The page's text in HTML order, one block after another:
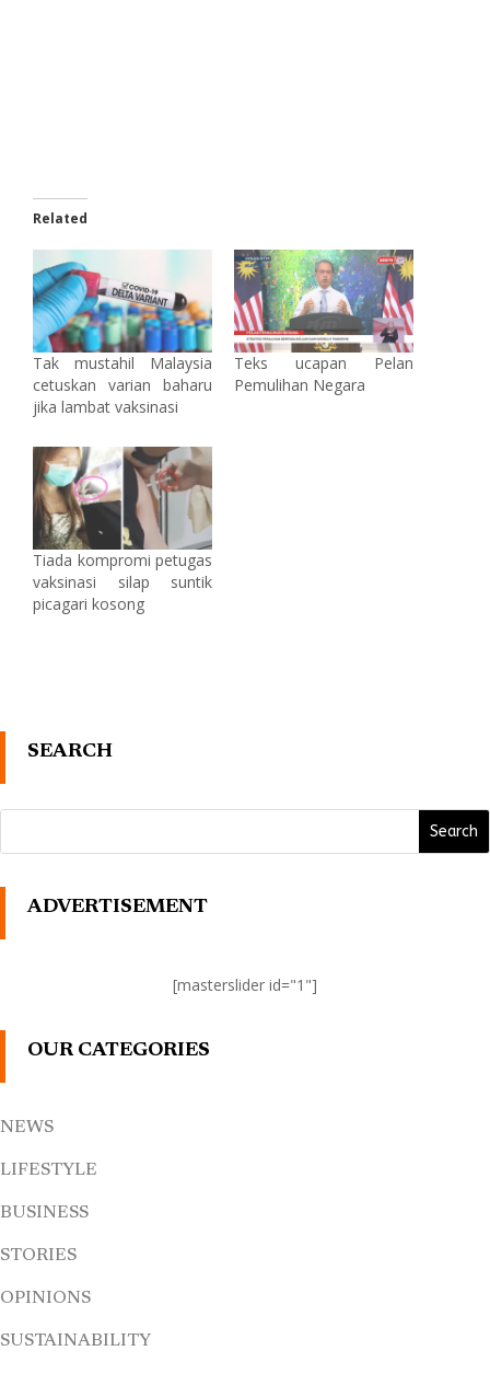
Related
Tak mustahil Malaysia
cetuskan varian baharu
jika lambat vaksinasi
Teks ucapan Pelan
Pemulihan Negara
Tiada kompromi petugas
vaksinasi silap suntik
picagari kosong
SEARCH
ADVERTISEMENT
[masterslider id="1"]
OUR CATEGORIES
NEWS
LIFESTYLE
BUSINESS
STORIES
OPINIONS
SUSTAINABILITY